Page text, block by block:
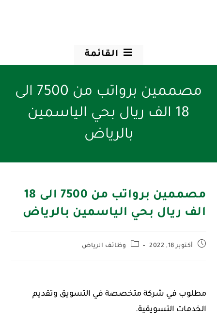
القائمة
مصممين برواتب من 7500 الى
18 الف ريال بحي الياسمين
بالرياض
مصممين برواتب من 7500 الى 18
الف ريال بحي الياسمين بالرياض
أكتوبر 18, 2022 وظائف الرياض
مطلوب في شركة متخصصة في التسويق وتقديم
الخدمات التسويقية.